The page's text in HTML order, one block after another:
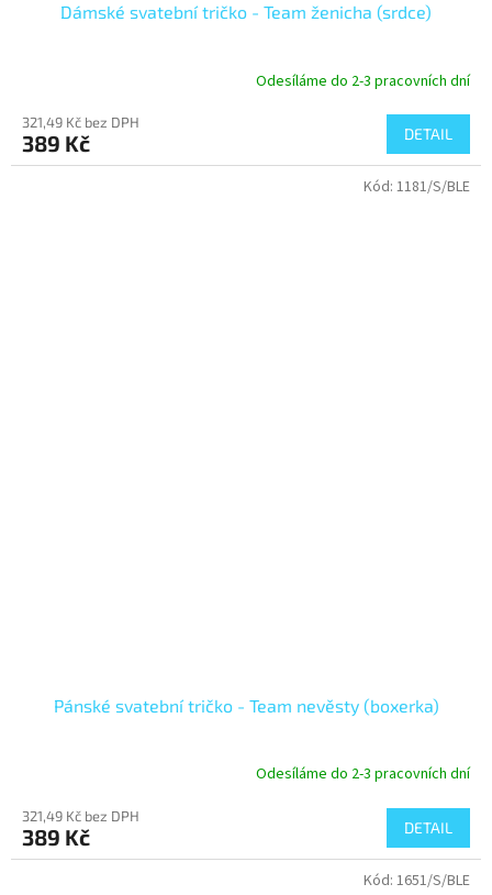
Dámské svatební tričko - Team ženicha (srdce)
Odesíláme do 2-3 pracovních dní
321,49 Kč bez DPH
389 Kč DETAIL
Pánské svatební tričko - Team nevěsty (boxerka)
Odesíláme do 2-3 pracovních dní
321,49 Kč bez DPH
389 Kč DETAIL
Kód: 1181/S/BLE
Kód: 1651/S/BLE